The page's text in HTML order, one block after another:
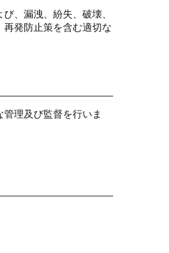
、漏洩、紛失、破壊、
発防止策を含む適切な
理及び監督を行いま